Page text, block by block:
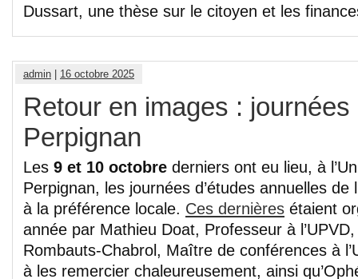
Dussart, une thèse sur le citoyen et les
admin 16 octobre 2025
Retour en images : journées
Perpignan
Les 9 et 10 octobre derniers ont eu lieu, à
Perpignan, les journées d’études annuelles de
à la préférence locale. Ces dernières étaient
année par Mathieu Doat, Professeur à
Rombauts-Chabrol, Maître de conférences à
à les remercier chaleureusement, ainsi